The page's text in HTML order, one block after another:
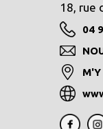
18, rue
04
M'Y